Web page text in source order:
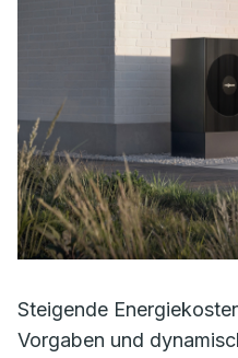
Steigende
Vorgaben und